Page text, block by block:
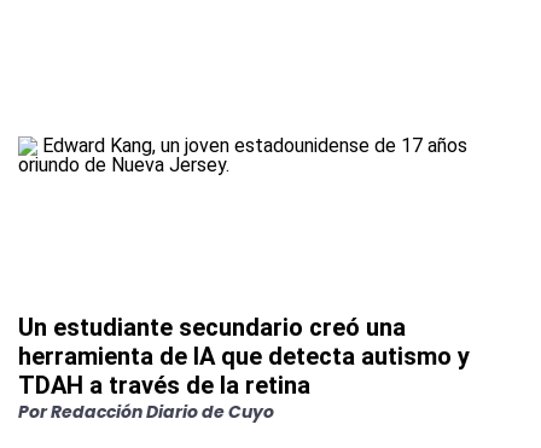
Un estudiante secundario creó una
herramienta de IA que detecta autismo y
TDAH a través de la retina
PorRedacción Diario de Cuyo